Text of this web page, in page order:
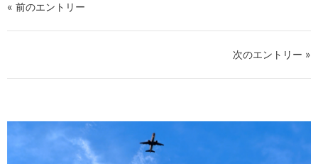
« 前のエントリー
次のエントリー »